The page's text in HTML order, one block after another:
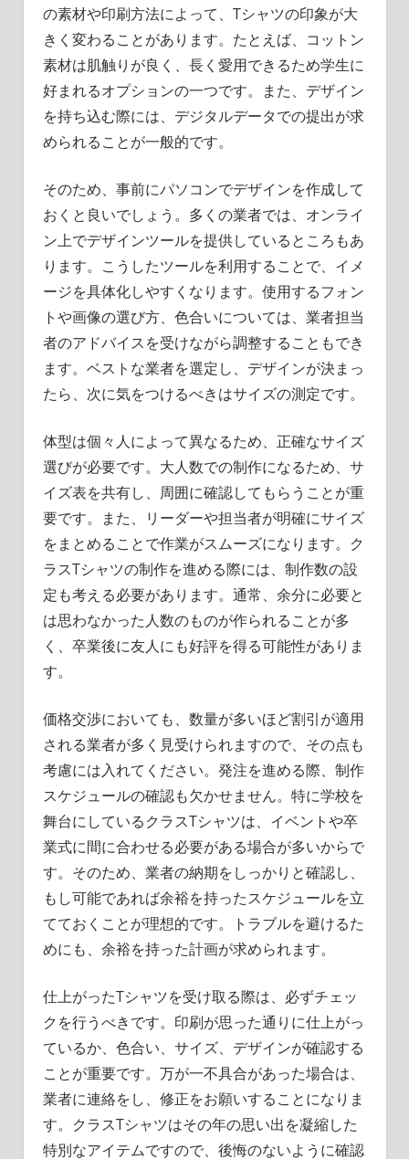
の素材や印刷方法によって、Tシャツの印象が大
きく変わることがあります。たとえば、コットン
素材は肌触りが良く、長く愛用できるため学生に
好まれるオプションの一つです。また、デザイン
を持ち込む際には、デジタルデータでの提出が求
められることが一般的です。
そのため、事前にパソコンでデザインを作成して
おくと良いでしょう。多くの業者では、オンライ
ン上でデザインツールを提供しているところもあ
ります。こうしたツールを利用することで、イメ
ージを具体化しやすくなります。使用するフォン
トや画像の選び方、色合いについては、業者担当
者のアドバイスを受けながら調整することもでき
ます。ベストな業者を選定し、デザインが決まっ
たら、次に気をつけるべきはサイズの測定です。
体型は個々人によって異なるため、正確なサイズ
選びが必要です。大人数での制作になるため、サ
イズ表を共有し、周囲に確認してもらうことが重
要です。また、リーダーや担当者が明確にサイズ
をまとめることで作業がスムーズになります。ク
ラスTシャツの制作を進める際には、制作数の設
定も考える必要があります。通常、余分に必要と
は思わなかった人数のものが作られることが多
く、卒業後に友人にも好評を得る可能性がありま
す。
価格交渉においても、数量が多いほど割引が適用
される業者が多く見受けられますので、その点も
考慮には入れてください。発注を進める際、制作
スケジュールの確認も欠かせません。特に学校を
舞台にしているクラスTシャツは、イベントや卒
業式に間に合わせる必要がある場合が多いからで
す。そのため、業者の納期をしっかりと確認し、
もし可能であれば余裕を持ったスケジュールを立
てておくことが理想的です。トラブルを避けるた
めにも、余裕を持った計画が求められます。
仕上がったTシャツを受け取る際は、必ずチェッ
クを行うべきです。印刷が思った通りに仕上がっ
ているか、色合い、サイズ、デザインが確認する
ことが重要です。万が一不具合があった場合は、
業者に連絡をし、修正をお願いすることになりま
す。クラスTシャツはその年の思い出を凝縮した
特別なアイテムですので、後悔のないように確認